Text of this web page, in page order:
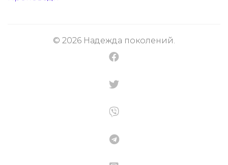
© 2026 Надежда поколений.